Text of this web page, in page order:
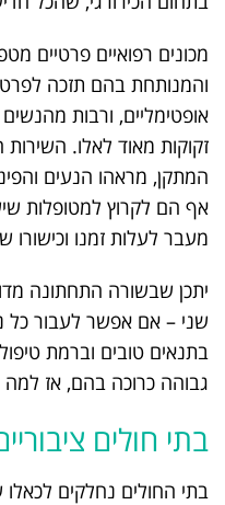
מכונים רפואיים פרטיים
והמנותחת בהם תזכה
אופטימליים, ורבות
זקוקות מאוד לאלו.
המתקן, מראהו הנעים
אף הם לקרוץ למטופלות
מעבר לעלות זמנו
יתכן שבשורה התחתונה
שני – אם אפשר לעבור כל
בתנאים טובים וברמת
גבוהה כרוכה בהם, אז
בתי חולים
בתי החולים נחלקים